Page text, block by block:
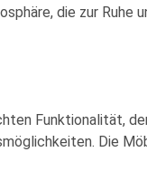
die zur Ruhe
Funktionalität,
Die